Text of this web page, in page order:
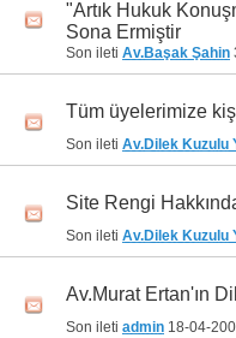
"Artık Hukuk
Sona Ermiştir
Son ileti Av.Başak Şahin
Tüm üyelerimize
Son ileti Av.Dilek Kuzulu
Site Rengi
Son ileti Av.Dilek Kuzulu
Av.Murat Ertan'ın
Son ileti admin 18-04-